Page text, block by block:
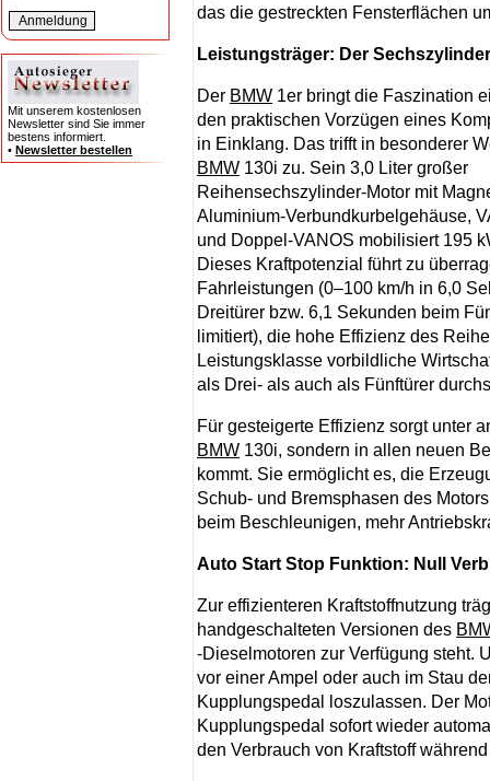
Mit unserem kostenlosen
Newsletter sind Sie immer
bestens informiert.
• Newsletter bestellen
das die gestreckten Fensterflächen
Leistungsträger: Der
Der BMW 1er bringt die Faszination
den praktischen Vorzügen eines
in Einklang. Das trifft in besonderer
BMW 130i zu. Sein 3,0 Liter großer
Reihensechszylinder-Motor mit
Aluminium-Verbundkurbelgehäuse,
und Doppel-VANOS mobilisiert 195
Dieses Kraftpotenzial führt zu
Fahrleistungen (0–100 km/h in 6,0
Dreitürer bzw. 6,1 Sekunden beim
limitiert), die hohe Effizienz des
Leistungsklasse vorbildliche
als Drei- als auch als Fünftürer
Für gesteigerte Effizienz sorgt unter
BMW 130i, sondern in allen neuen
kommt. Sie ermöglicht es, die
Schub- und Bremsphasen des
beim Beschleunigen, mehr
Auto Start Stop Funktion: Null
Zur effizienteren Kraftstoffnutzung
handgeschalteten Versionen des
-Dieselmotoren zur Verfügung steht.
vor einer Ampel oder auch im Stau
Kupplungspedal loszulassen. Der
Kupplungspedal sofort wieder
den Verbrauch von Kraftstoff